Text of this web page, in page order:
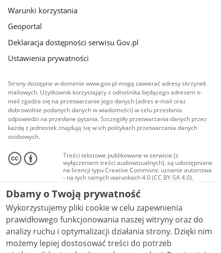
Warunki korzystania
Geoportal
Deklaracja dostępności serwisu Gov.pl
Ustawienia prywatności
Strony dostępne w domenie www.gov.pl mogą zawierać adresy skrzynek
mailowych. Użytkownik korzystający z odnośnika będącego adresem e-
mail zgadza się na przetwarzanie jego danych (adres e-mail oraz
dobrowolnie podanych danych w wiadomości) w celu przesłania
odpowiedzi na przesłane pytania. Szczegóły przetwarzania danych przez
każdą z jednostek znajdują się w ich politykach przetwarzania danych
osobowych.
Treści tekstowe publikowane w serwisie (z
wyłączeniem treści audiowizualnych), są udostępniane
na licencji typu Creative Commons: uznanie autorstwa
- na tych samych warunkach 4.0 (CC BY-SA 4.0).
Materiały audiowizualne, w tym zdjęcia, materiały
audio i wideo, są udostępniane na licencji typu
Creative Commons: uznanie autorstwa użycie
niekomercyjne - bez utworów zależnych 4.0 (CC BY-
NC-ND 4.0), o ile nie jest to stwierdzone inaczej.
Dbamy o Twoją prywatność
Wykorzystujemy pliki cookie w celu zapewnienia
prawidłowego funkcjonowania naszej witryny oraz do
analizy ruchu i optymalizacji działania strony. Dzięki nim
możemy lepiej dostosować treści do potrzeb